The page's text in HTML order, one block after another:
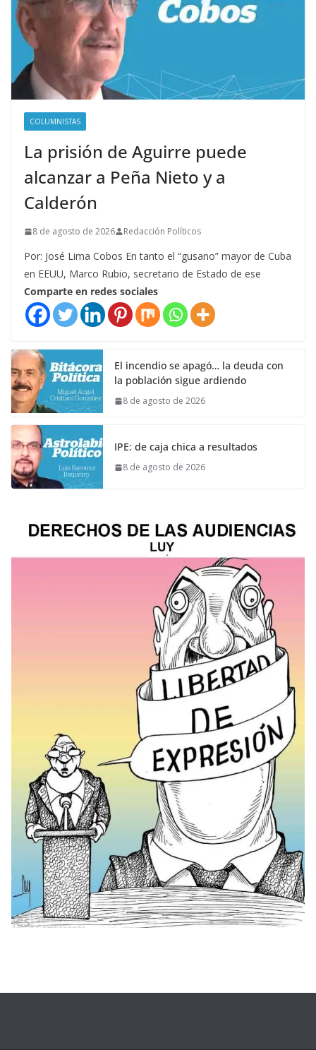
COLUMNISTAS
La prisión de Aguirre puede
alcanzar a Peña Nieto y a
Calderón
8 de agosto de 2026 Redacción Políticos
Por: José Lima Cobos En tanto el “gusano” mayor de Cuba
en EEUU, Marco Rubio, secretario de Estado de ese
Comparte en redes sociales
El incendio se apagó… la deuda con
la población sigue ardiendo
8 de agosto de 2026
IPE: de caja chica a resultados
8 de agosto de 2026